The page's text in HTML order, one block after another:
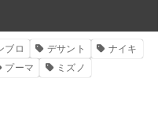
ブロ デサント
ナイキ
プーマ
ミズノ